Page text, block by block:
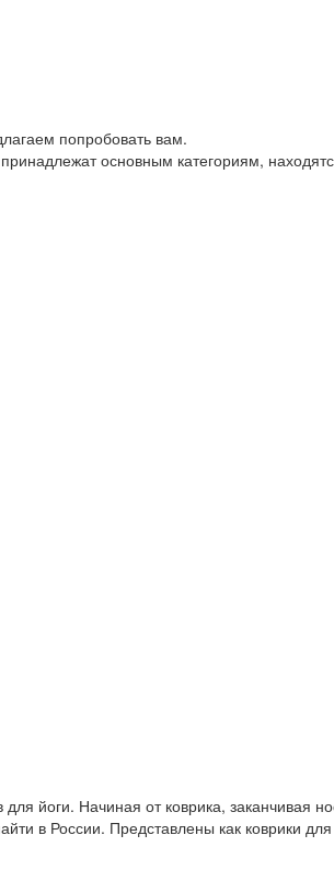
попробовать вам.
основным категориям,
йоги. Начиная от коврика, заканчивая
в России. Представлены как коврики